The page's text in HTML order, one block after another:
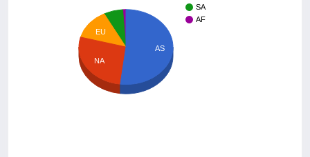
SA
AF
EU
NA
AS